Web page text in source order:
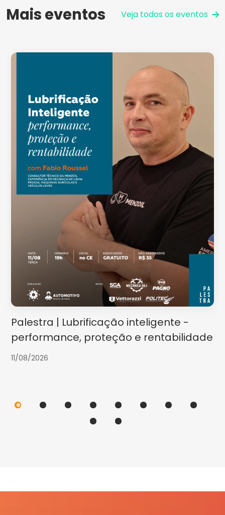
Mais eventos Veja todos os eventos
Palestra | Lubrificação inteligente -
performance, proteção e rentabilidade
11/08/2026